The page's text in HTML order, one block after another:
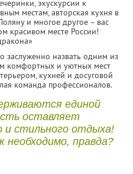
экускурсии к
местам, авторская кухня в
и многое другое – вас
красивом месте России!
заслуженно назвать одним из
комфортных и уютных мест
кухней и досуговой
команда профессионалов.
единой
оставляет
и стильного отдыха!
необходимо, правда?